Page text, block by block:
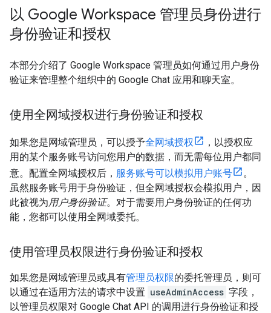
以 Google Workspace 管理员身份进行
身份验证和授权
本部分介绍了 Google Workspace 管理员如何通过用户身份
验证来管理整个组织中的 Google Chat 应用和聊天室。
使用全网域授权进行身份验证和授权
如果您是网域管理员，可以授予全网域授权
，以授权应
用的某个服务账号访问您用户的数据，而无需每位用户都同
意。配置全网域授权后， 服务账号可以模拟用户账号
。
虽然服务账号用于身份验证，但全网域授权会模拟用户，因
此被视为用户身份验证。对于需要用户身份验证的任何功
能，您都可以使用全网域委托。
使用管理员权限进行身份验证和授权
如果您是网域管理员或具有管理员权限的委托管理员，则可
以通过在适用方法的请求中设置 useAdminAccess 字段，
以管理员权限对 Google Chat API 的调用进行身份验证和授